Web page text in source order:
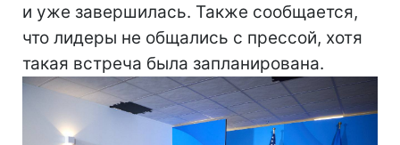
и уже завершилась. Также сообщается,
что лидеры не общались с прессой, хотя
такая встреча была запланирована.